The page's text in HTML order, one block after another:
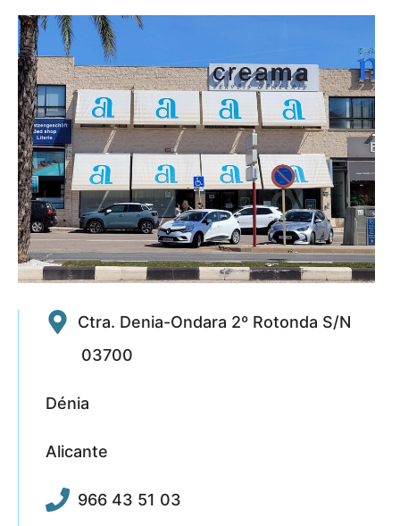
Ctra. Denia-Ondara 2º Rotonda S/N
03700
Dénia
Alicante
966 43 51 03